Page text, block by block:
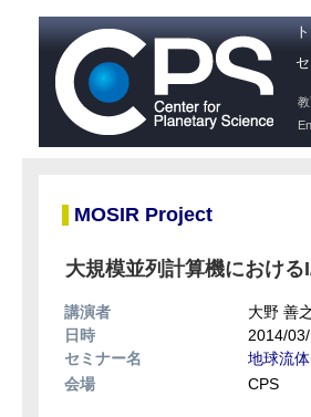
MOSIR Project
大規模並列計算機における
講演者
大野 善
日時
2014/
セミナー名
地球流
会場
CPS